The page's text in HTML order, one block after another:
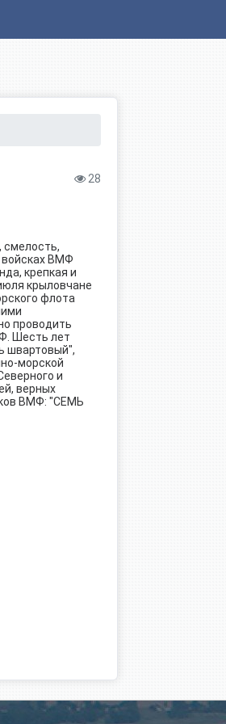
28
войсках ВМФ
крепкая и
крыловчане
флота
проводить
Шесть лет
швартовый",
морской
и
верных
ВМФ: "СЕМЬ